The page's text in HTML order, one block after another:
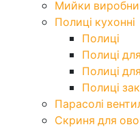
Мийки
Полиці кухонні
Полиці
Полиці
Полиці
Полиці
Парасолі
Скриня для